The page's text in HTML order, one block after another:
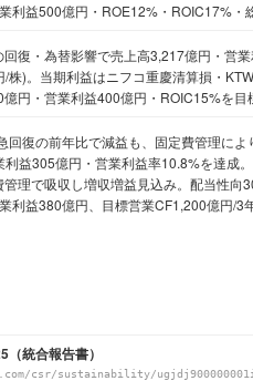
利益500億円・ROE12%・ROIC17%・
復・為替影響で売上高3,217億円・営
株)。当期利益はニフコ重慶清算損・
円・営業利益400億円・ROIC15%を目
回復の前年比で減益も、固定費管理に
利益305億円・営業利益率10.8%を達成
理で吸収し増収増益見込み。配当性
利益380億円、目標営業CF1,200億円/3年
統合報告書）
csr/sustainability/